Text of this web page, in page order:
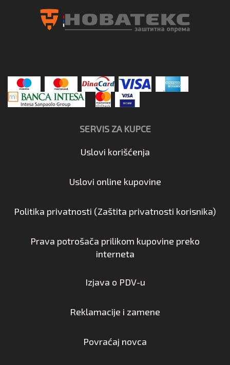
SERVIS ZA KUPCE
Uslovi korišćenja
Uslovi online kupovine
Politika privatnosti (Zaštita privatnosti korisnika)
Prava potrošača prilikom kupovine preko
interneta
Izjava o PDV-u
Reklamacije i zamene
Povraćaj novca